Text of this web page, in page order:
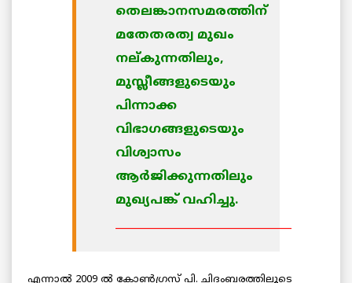
തെലങ്കാനസമരത്തിന്
മതേതരത്വ മുഖം
നല്കുന്നതിലും,
മുസ്ലീങ്ങളുടെയും
പിന്നാക്ക
വിഭാഗങ്ങളുടെയും
വിശ്വാസം
ആര്‍ജിക്കുന്നതിലും
മുഖ്യപങ്ക് വഹിച്ചു.
എന്നാല്‍ 2009 ല്‍ കോണ്‍ഗ്രസ് പി. ചിദംബരത്തിലൂടെ